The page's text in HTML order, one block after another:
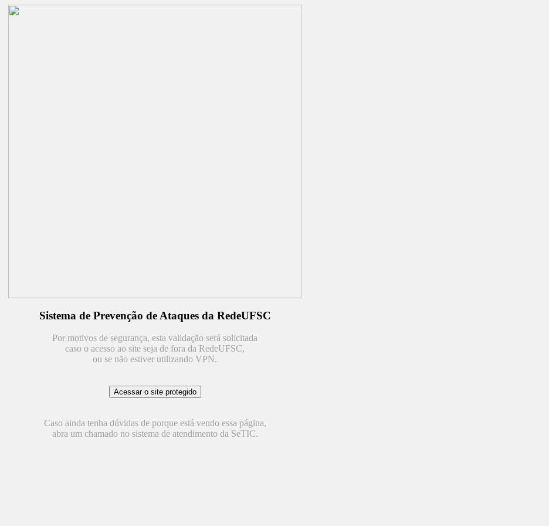
Sistema de Prevenção de Ataques da RedeUFSC
Por motivos de segurança, esta validação será solicitada
caso o acesso ao site seja de fora da RedeUFSC,
ou se não estiver utilizando VPN.
Caso ainda tenha dúvidas de porque está vendo essa página,
abra um chamado no sistema de atendimento da SeTIC.